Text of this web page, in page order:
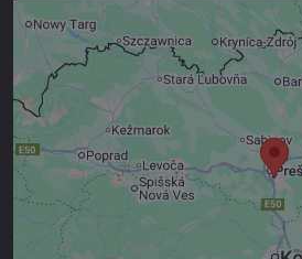
Externý obsah je
Voľbami súkromia
Prajete si načítať externý obsah?
Povoliť tentokrát
Povoliť a zapamätať - súhlas s
druhom cookie: Funkčné